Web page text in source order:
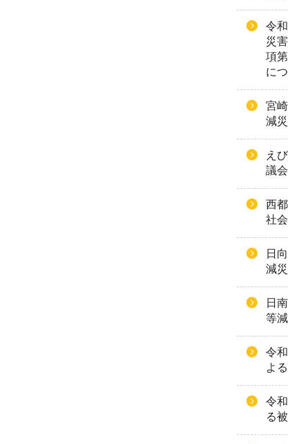
令
災
項
に
宮
減
え
議会
西
社
日
減
日
等
令
よ
令
る